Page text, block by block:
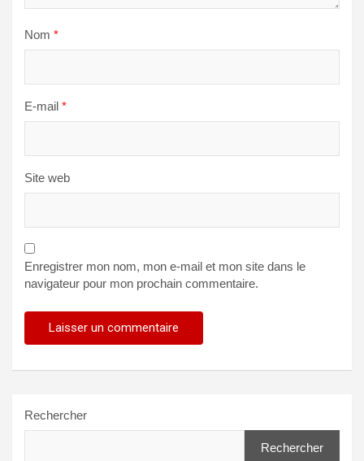
Nom *
E-mail *
Site web
Enregistrer mon nom, mon e-mail et mon site dans le
navigateur pour mon prochain commentaire.
Rechercher
Rechercher